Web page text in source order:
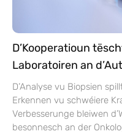
D’Kooperatioun
Laboratoiren an
D’Analyse vu Biopsien
Erkennen vu schwéiere
Verbesserunge bleiwen
besonnesch an der